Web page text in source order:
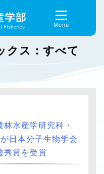
クス：すべて
水産学研究科・
日本分子生物学会
秀賞を受賞